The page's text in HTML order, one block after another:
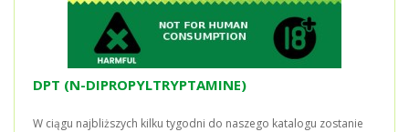
DPT (N-DIPROPYLTRYPTAMINE)
W ciągu najbliższych kilku tygodni do naszego katalogu zostanie